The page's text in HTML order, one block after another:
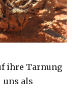
ihre Tarnung
uns als